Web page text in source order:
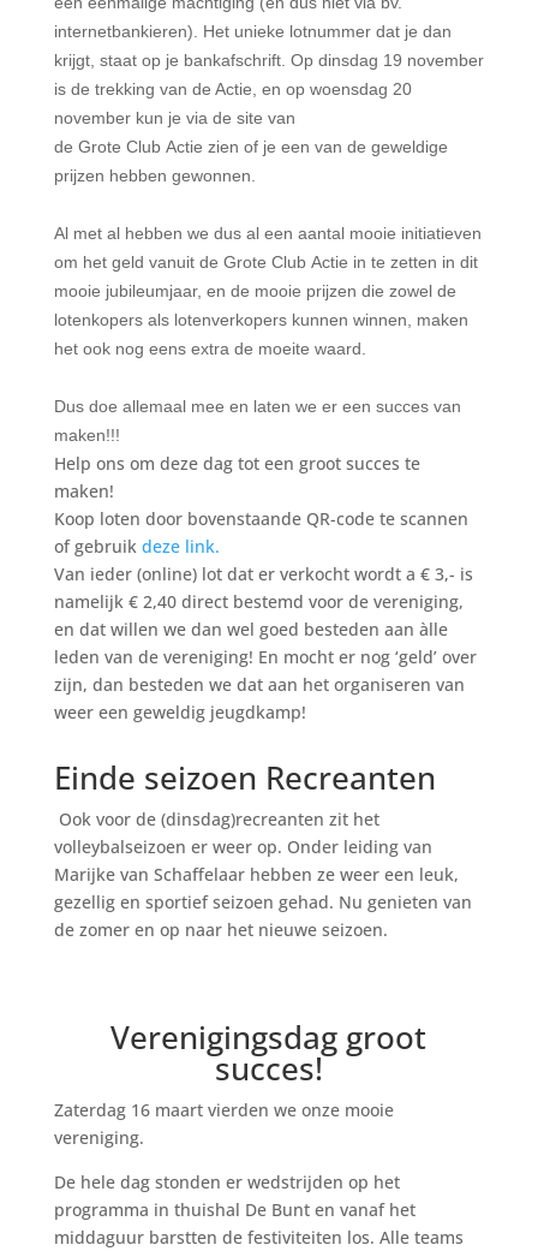
internetbankieren). Het unieke lotnummer dat je dan
krijgt, staat op je bankafschrift. Op dinsdag 19 november
is de trekking van de Actie, en op woensdag 20
november kun je via de site van
de Grote Club Actie zien of je een van de geweldige
prijzen hebben gewonnen.
Al met al hebben we dus al een aantal mooie initiatieven
om het geld vanuit de Grote Club Actie in te zetten in dit
mooie jubileumjaar, en de mooie prijzen die zowel de
lotenkopers als lotenverkopers kunnen winnen, maken
het ook nog eens extra de moeite waard.
Dus doe allemaal mee en laten we er een succes van
maken!!!
Help ons om deze dag tot een groot succes te
maken!
Koop loten door bovenstaande QR-code te scannen
of gebruik deze link.
Van ieder (online) lot dat er verkocht wordt a € 3,- is
namelijk € 2,40 direct bestemd voor de vereniging,
en dat willen we dan wel goed besteden aan àlle
leden van de vereniging! En mocht er nog ‘geld’ over
zijn, dan besteden we dat aan het organiseren van
weer een geweldig jeugdkamp!
Einde seizoen Recreanten
Ook voor de (dinsdag)recreanten zit het
volleybalseizoen er weer op. Onder leiding van
Marijke van Schaffelaar hebben ze weer een leuk,
gezellig en sportief seizoen gehad. Nu genieten van
de zomer en op naar het nieuwe seizoen.
Verenigingsdag groot
succes!
Zaterdag 16 maart vierden we onze mooie
vereniging.
De hele dag stonden er wedstrijden op het
programma in thuishal De Bunt en vanaf het
middaguur barstten de festiviteiten los. Alle teams